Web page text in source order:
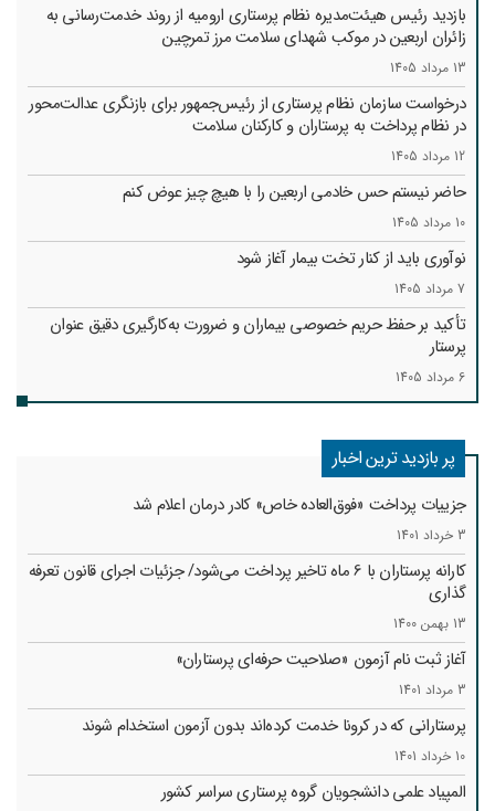
بازدید رئیس هیئت‌مدیره نظام پرستاری ارومیه از روند خدمت‌رسانی به
زائران اربعین در موکب شهدای سلامت مرز تمرچین
13 مرداد 1405
درخواست سازمان نظام پرستاری از رئیس‌جمهور برای بازنگری عدالت‌محور
در نظام پرداخت به پرستاران و کارکنان سلامت
12 مرداد 1405
حاضر نیستم حس خادمی اربعین را با هیچ چیز عوض کنم
10 مرداد 1405
نوآوری باید از کنار تخت بیمار آغاز شود
7 مرداد 1405
تأکید بر حفظ حریم خصوصی بیماران و ضرورت به‌کارگیری دقیق عنوان
پرستار
6 مرداد 1405
پر بازدید ترین اخبار
جزییات پرداخت «فوق‌العاده خاص» کادر درمان اعلام شد
3 خرداد 1401
کارانه‌ پرستاران با 6 ماه تاخیر پرداخت می‌شود/ جزئیات اجرای قانون تعرفه
گذاری
13 بهمن 1400
آغاز ثبت نام آزمون «صلاحیت حرفه‌ای پرستاران»
3 مرداد 1401
پرستارانی که در کرونا خدمت کرد‌ه‌اند بدون آزمون استخدام شوند
10 خرداد 1401
المپیاد علمی دانشجویان گروه پرستاری سراسر کشور